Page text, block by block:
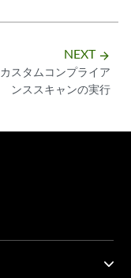
NEXT arrow_forward
カスタムコンプライア
ンススキャンの実行